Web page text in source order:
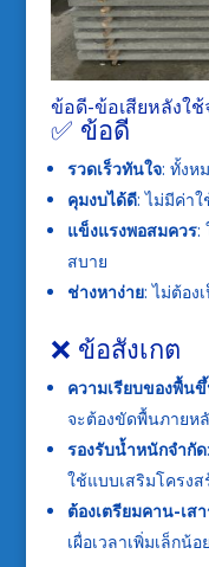
ข้อดี-ข้อเสียหลังใช้
✅ ข้อดี
รวดเร็วทันใจ: ทั้งห
คุมงบได้ดี: ไม่มีค่า
แข็งแรงพอสมควร:
สบาย
ช่างหาง่าย: ไม่ต้อง
❌ ข้อสังเกต
ความเรียบของพื้น
จะต้องขัดพื้นภายห
รองรับน้ำหนักจำกัด
ใช้แบบเสริมโครงส
ต้องเตรียมคาน-เส
เผื่อเวลาเพิ่มเล็กน้อย